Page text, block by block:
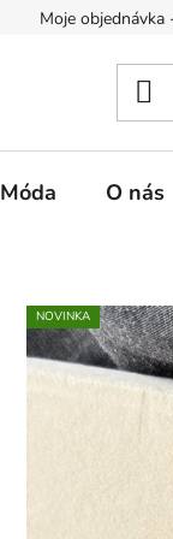
Moje objednávka
Móda O nás
NOVINKA